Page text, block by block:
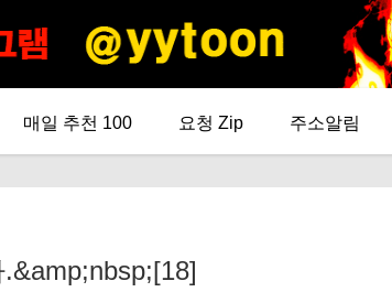
매일 추천 100 요청 Zip 주소알림